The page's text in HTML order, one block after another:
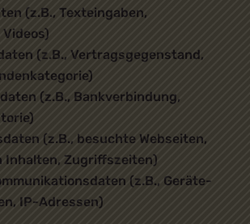
(z.B., Texteingaben,
(z.B., Vertragsgegenstand,
(z.B., Bankverbindung,
(z.B., besuchte Webseiten,
Inhalten, Zugriffszeiten)
(z.B., Geräte-
IP-Adressen)